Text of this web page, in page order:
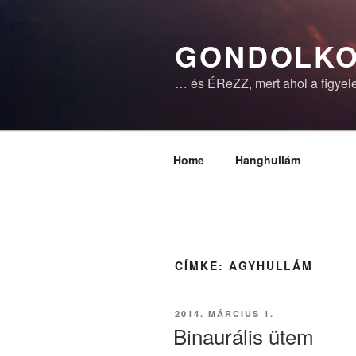
… és ÉReZZ, mert ahol a
Home Hanghullám
CÍMKE: AGYHULLÁM
BEKÜLDVE:
2014. MÁRCIUS 1.
Binaurális ütem